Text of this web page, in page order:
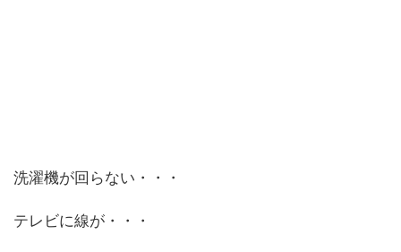
洗濯機が回らない・・・
テレビに線が・・・